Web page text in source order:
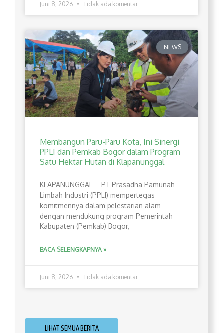
Juni 8, 2026 Tidak ada komentar
NEWS
Membangun Paru-Paru Kota, Ini Sinergi
PPLI dan Pemkab Bogor dalam Program
Satu Hektar Hutan di Klapanunggal
​KLAPANUNGGAL – PT Prasadha Pamunah
Limbah Industri (PPLI) mempertegas
komitmennya dalam pelestarian alam
dengan mendukung program Pemerintah
Kabupaten (Pemkab) Bogor,
BACA SELENGKAPNYA »
Juni 8, 2026 Tidak ada komentar
LIHAT SEMUA BERITA